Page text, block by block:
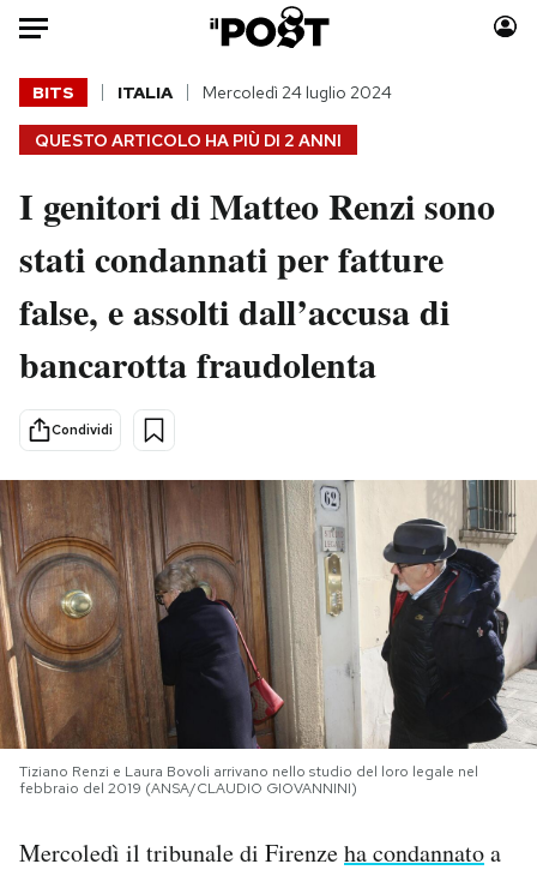
Auto
HOME
Italia
Politica
Tecnologia
Scienza
Cultura
Economia
Sport
Moda
Consumismi
Storie/Idee
Media
Mondiali calcio 2026
PODCAST
NEWSLETTER
I MIEI PREFERITI
QUESTO ARTICOLO HA PIÙ DI 2 ANNI
BITS ITALIA Mercoledì 24 luglio 2024
I genitori di Matteo Renzi sono
stati condannati per fatture
false, e assolti dall’accusa di
bancarotta fraudolenta
Condividi
Tiziano Renzi e Laura Bovoli arrivano nello studio del loro legale nel
febbraio del 2019 (ANSA/CLAUDIO GIOVANNINI)
Mercoledì il tribunale di Firenzeha condannatoa